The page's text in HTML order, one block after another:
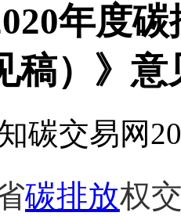
年度
稿）》
碳交易网
碳排放权